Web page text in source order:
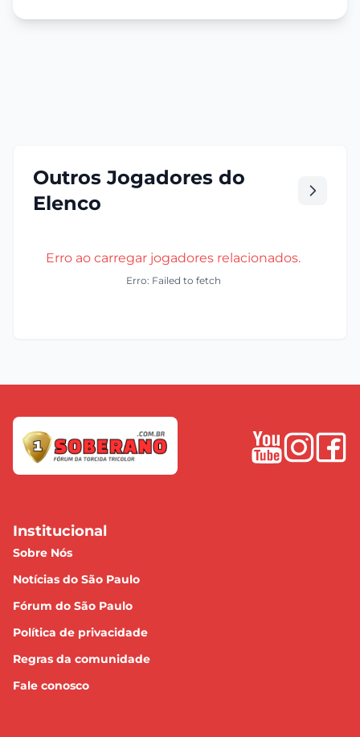
Outros Jogadores do
Elenco
Erro ao carregar jogadores relacionados.
Erro: Failed to fetch
Institucional
Sobre Nós
Notícias do São Paulo
Fórum do São Paulo
Política de privacidade
Regras da comunidade
Fale conosco